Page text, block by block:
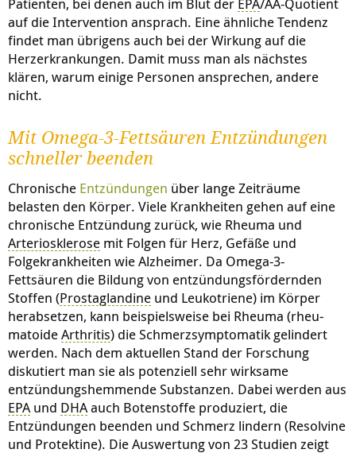
auf die Intervention ansprach. Eine ähnliche Tendenz
findet man übrigens auch bei der Wirkung auf die
Herzerkrankungen. Damit muss man als nächstes
klären, warum einige Personen ansprechen, andere
nicht.
Mit Omega-3-Fettsäuren Entzündungen
schneller beenden
Chronische Entzündungen über lange Zeiträume
belasten den Körper. Viele Krankheiten gehen auf eine
chronische Entzündung zurück, wie Rheuma und
Arteriosklerose mit Folgen für Herz, Gefäße und
Folgekrankheiten wie Alzheimer. Da Omega-3-
Fettsäuren die Bildung von entzündungsfördernden
Stoffen (Prostaglandine und Leukotriene) im Körper
herabsetzen, kann beispielsweise bei Rheuma (rheu­
matoideArthritis) die Schmerzsymptomatik gelindert
werden. Nach dem aktuellen Stand der Forschung
diskutiert man sie als potenziell sehr wirksame
entzündungshemmende Substanzen. Dabei werden aus
EPAund DHAauch Botenstoffe produziert, die
Entzündungen beenden und Schmerz lindern (Resolvine
und Protektine). Die Auswertung von 23 Studien zeigt